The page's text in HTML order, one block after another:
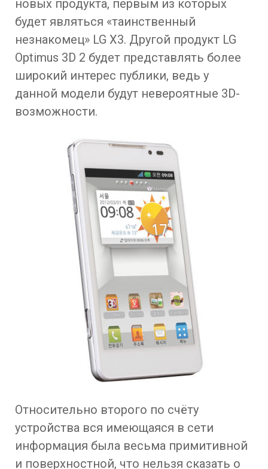
новых продукта, первым из которых
будет являться «таинственный
незнакомец» LG X3. Другой продукт LG
Optimus 3D 2 будет представлять более
широкий интерес публики, ведь у
данной модели будут невероятные 3D-
возможности.
Относительно второго по счёту
устройства вся имеющаяся в сети
информация была весьма примитивной
и поверхностной, что нельзя сказать о